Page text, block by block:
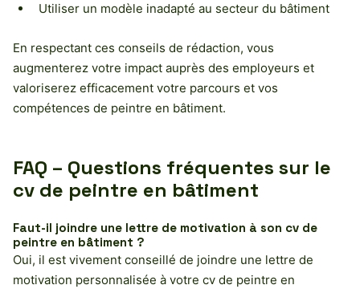
Utiliser un modèle inadapté au secteur du bâtiment
En respectant ces conseils de rédaction, vous
augmenterez votre impact auprès des employeurs et
valoriserez efficacement votre parcours et vos
compétences de peintre en bâtiment.
FAQ – Questions fréquentes sur le
cv de peintre en bâtiment
Faut-il joindre une lettre de motivation à son cv de
peintre en bâtiment ?
Oui, il est vivement conseillé de joindre une lettre de
motivation personnalisée à votre cv de peintre en